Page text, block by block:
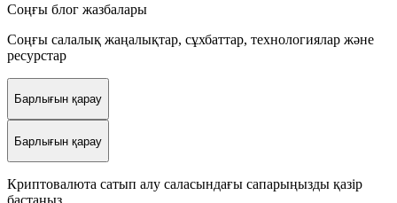
Соңғы блог жазбалары
Соңғы салалық жаңалықтар, сұхбаттар, технологиялар және
ресурстар
Барлығын қарау
Барлығын қарау
Криптовалюта сатып алу саласындағы сапарыңызды қазір
бастаңыз